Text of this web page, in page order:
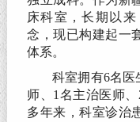
床科室，长期以
念，现已构建起一
体系。
科室拥有6名医
师、1名主治医师
多年来，科室诊治